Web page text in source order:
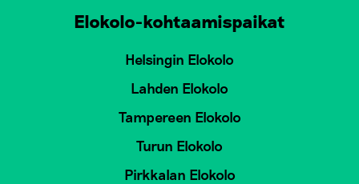
Elokolo-kohtaamispaikat
Helsingin Elokolo
Lahden Elokolo
Tampereen Elokolo
Turun Elokolo
Pirkkalan Elokolo